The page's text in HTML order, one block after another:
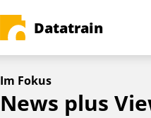
Datatrain
Im Fokus
News plus